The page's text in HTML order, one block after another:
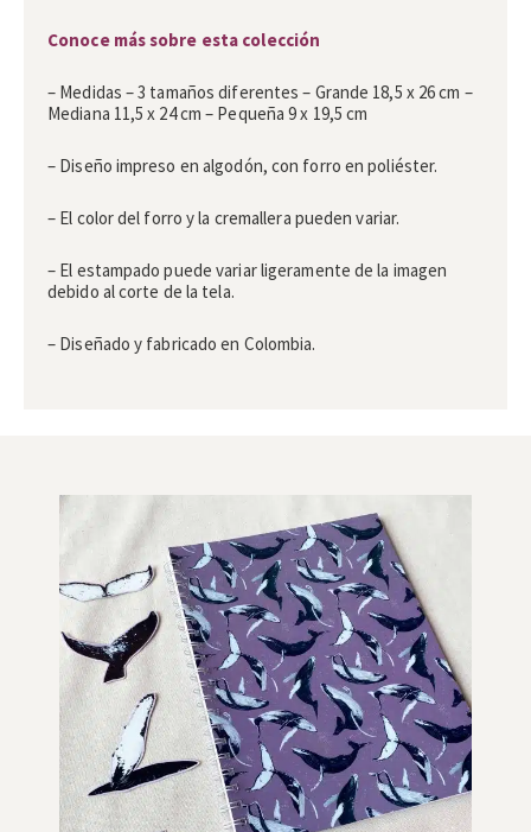
Conoce más sobre esta colección
– Medidas – 3 tamaños diferentes – Grande 18,5 x 26 cm –
Mediana 11,5 x 24 cm – Pequeña 9 x 19,5 cm
– Diseño impreso en algodón, con forro en poliéster.
– El color del forro y la cremallera pueden variar.
– El estampado puede variar ligeramente de la imagen
debido al corte de la tela.
– Diseñado y fabricado en Colombia.